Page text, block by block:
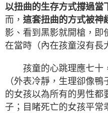
以扭曲的生存方式撐過當
而， 這套扭曲的方式被神
影、看到黑影就開槍，即
在當時（內在孩童沒有長
孩童的心跳理應七十
（外表冷靜，生理卻像
的女孩以為所有的男性
子；目睹死亡的女孩平常